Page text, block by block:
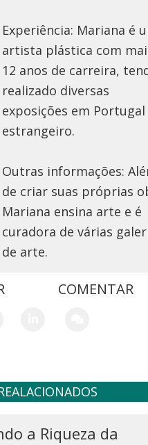
Experiência: Mariana é
artista plástica com
12 anos de carreira,
realizado diversas
exposições em Portugal
estrangeiro.
Outras informações:
de criar suas próprias
Mariana ensina arte e é
curadora de várias
de arte.
COMENTAR
a Riqueza da